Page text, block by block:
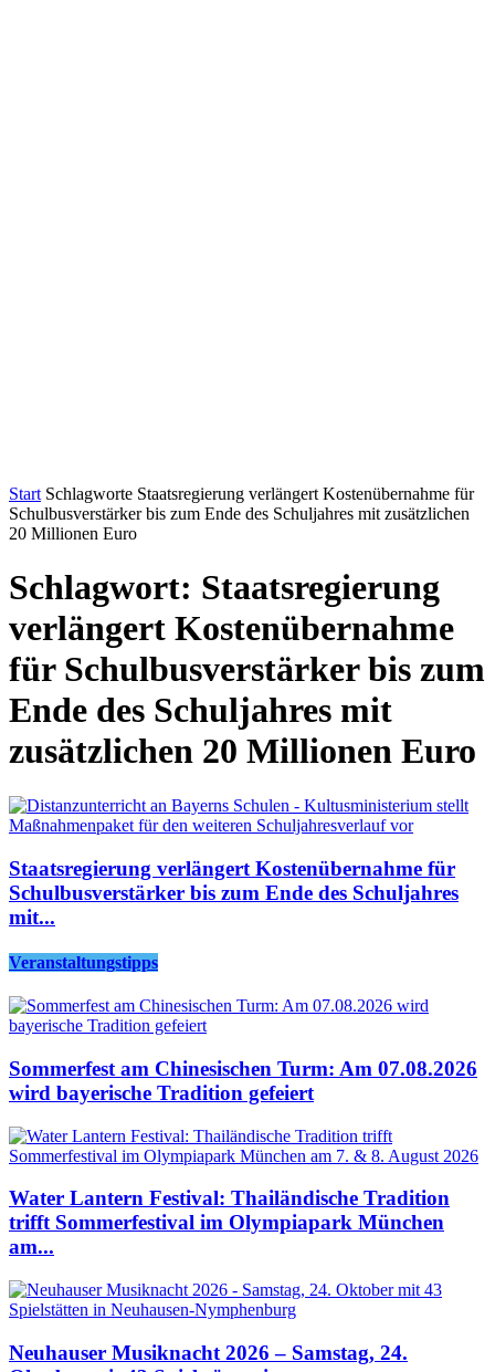
Start Schlagworte Staatsregierung verlängert Kostenübernahme für
Schulbusverstärker bis zum Ende des Schuljahres mit zusätzlichen
20 Millionen Euro
Schlagwort: Staatsregierung
verlängert Kostenübernahme
für Schulbusverstärker bis zum
Ende des Schuljahres mit
zusätzlichen 20 Millionen Euro
Staatsregierung verlängert Kostenübernahme für
Schulbusverstärker bis zum Ende des Schuljahres
mit...
Veranstaltungstipps
Sommerfest am Chinesischen Turm: Am 07.08.2026
wird bayerische Tradition gefeiert
Water Lantern Festival: Thailändische Tradition
trifft Sommerfestival im Olympiapark München
am...
Neuhauser Musiknacht 2026 – Samstag, 24.